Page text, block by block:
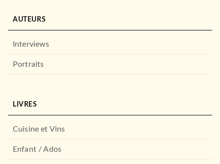
AUTEURS
Interviews
Portraits
LIVRES
Cuisine et Vins
Enfant / Ados